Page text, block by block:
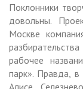
Поклонники
довольны.
Москве
рабочее
парк». Правда,
Алисе